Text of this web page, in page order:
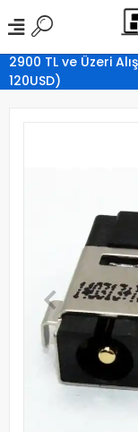
2900 TL ve Üzeri
120USD)